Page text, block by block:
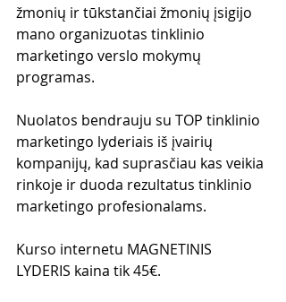
žmonių ir tūkstančiai žmonių įsigijo
mano organizuotas tinklinio
marketingo verslo mokymų
programas.
Nuolatos bendrauju su TOP tinklinio
marketingo lyderiais iš įvairių
kompanijų, kad suprasčiau kas veikia
rinkoje ir duoda rezultatus tinklinio
marketingo profesionalams.
Kurso internetu MAGNETINIS
LYDERIS kaina tik 45€.